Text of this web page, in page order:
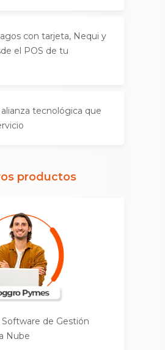
con tarjeta, Nequi y
el POS de tu
tecnológica que
productos
de Gestión
Nube